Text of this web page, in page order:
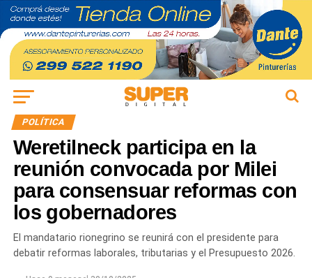
POLÍTICA
Weretilneck participa en la
reunión convocada por Milei
para consensuar reformas con
los gobernadores
El mandatario rionegrino se reunirá con el presidente para
debatir reformas laborales, tributarias y el Presupuesto 2026.